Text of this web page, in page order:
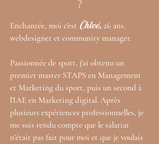
?
Enchantée, moi c'est Chloé, 26 ans,
webdesigner et community manager.
Passionnée de sport, j'ai obtenu un
premier master STAPS en Management
et Marketing du sport, puis un second à
l'IAE en Marketing digital. Après
plusieurs expériences professionnelles, je
me suis rendu compte que le salariat
n'était pas fait pour moi et que je voulais